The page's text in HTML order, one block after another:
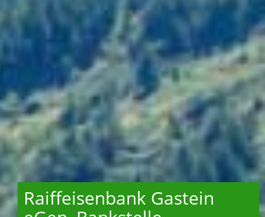
Raiffeisenbank Gastein